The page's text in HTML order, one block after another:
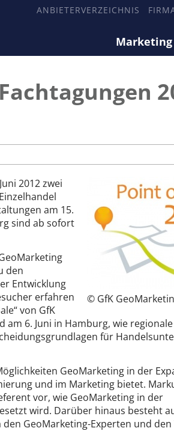
ANBIETERVERZEICHNIS
Marketing
© GfK
2012 zwei
am 15.
sind ab sofort
den
Entwicklung
erfahren
von GfK
am 6. Juni in Hamburg, wie
für
GeoMarketing in der
und im Marketing bietet.
vor, wie GeoMarketing in der
wird. Darüber hinaus besteht
GeoMarketing-Experten und